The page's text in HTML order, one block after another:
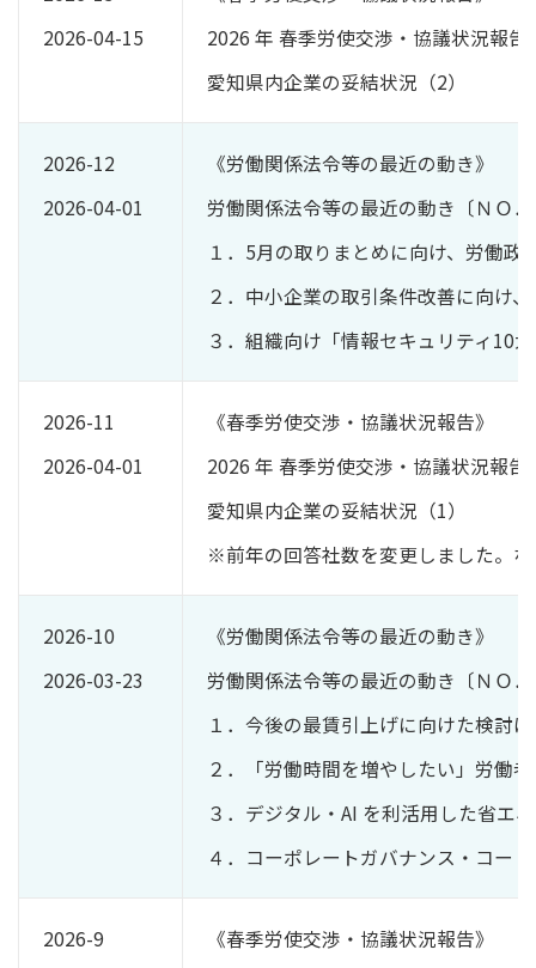
2026-04-15
2026 年 春季労使交渉・協議状況報告
愛知県内企業の妥結状況（2）
2026-12
2026-04-01
《労働関係法令等の最近の動き》
労働関係法令等の最近の動き〔ＮＯ
１．5月の取りまとめに向け、労働政
２．中小企業の取引条件改善に向け
３．組織向け「情報セキュリティ10
2026-11
2026-04-01
《春季労使交渉・協議状況報告》
2026 年 春季労使交渉・協議状況報
愛知県内企業の妥結状況（1）
※前年の回答社数を変更しました。
2026-10
2026-03-23
《労働関係法令等の最近の動き》
労働関係法令等の最近の動き〔ＮＯ
１．今後の最賃引上げに向けた検討
２．「労働時間を増やしたい」労働
３．デジタル・AI を利活用した省エ
４．コーポレートガバナンス・コー
2026-9
《春季労使交渉・協議状況報告》